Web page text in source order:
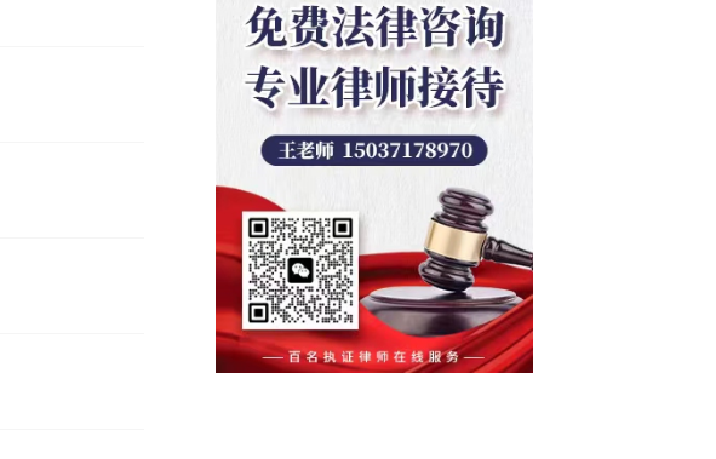
律师回答区
跳跳糖是毒品吗？